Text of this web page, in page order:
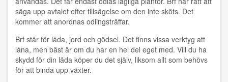
säga upp avtalet efter tillsägelse om den inte sköts. Det
kommer att anordnas odlingsträffar.
Brf står för låda, jord och gödsel. Det finns vissa verktyg att
låna, men bäst är om du har en hel del eget med. Vill du ha
skydd för din låda köper du det själv, liksom allt som behövs
för att binda upp växter.